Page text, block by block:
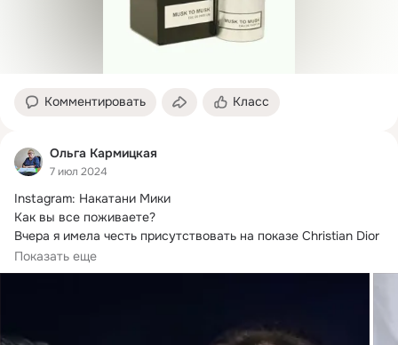
Комментировать Класс
Ольга Кармицкая
7 июл 2024
Instagram: Накатани Мики
Как вы все поживаете?
Вчера я имела честь присутствовать на показе Christian Dior
Haute Couture, очень элегантном...
Показать еще